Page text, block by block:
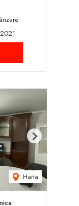
2021
Harta
Next